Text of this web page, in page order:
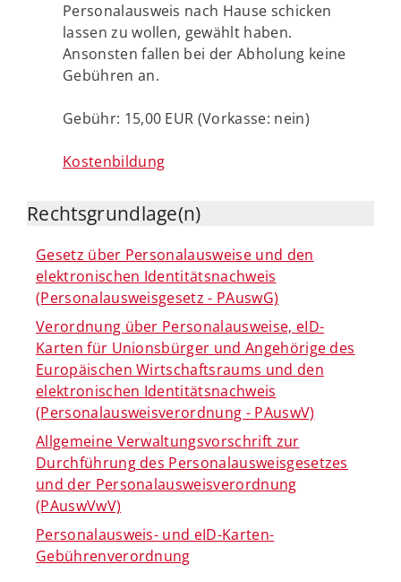
Personalausweis nach Hause schicken
lassen zu wollen, gewählt haben.
Ansonsten fallen bei der Abholung keine
Gebühren an.
Gebühr: 15,00 EUR (Vorkasse: nein)
Kostenbildung
Rechtsgrundlage(n)
Gesetz über Personalausweise und den
elektronischen Identitätsnachweis
(Personalausweisgesetz - PAuswG)
Verordnung über Personalausweise, eID-
Karten für Unionsbürger und Angehörige des
Europäischen Wirtschaftsraums und den
elektronischen Identitätsnachweis
(Personalausweisverordnung - PAuswV)
Allgemeine Verwaltungsvorschrift zur
Durchführung des Personalausweisgesetzes
und der Personalausweisverordnung
(PAuswVwV)
Personalausweis- und eID-Karten-
Gebührenverordnung